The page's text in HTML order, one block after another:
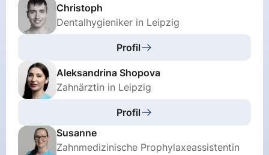
Christoph
Dentalhygieniker in Leipzig
Profil
Aleksandrina Shopova
Zahnärztin in Leipzig
Profil
Susanne
Zahnmedizinische Prophylaxeassistentin